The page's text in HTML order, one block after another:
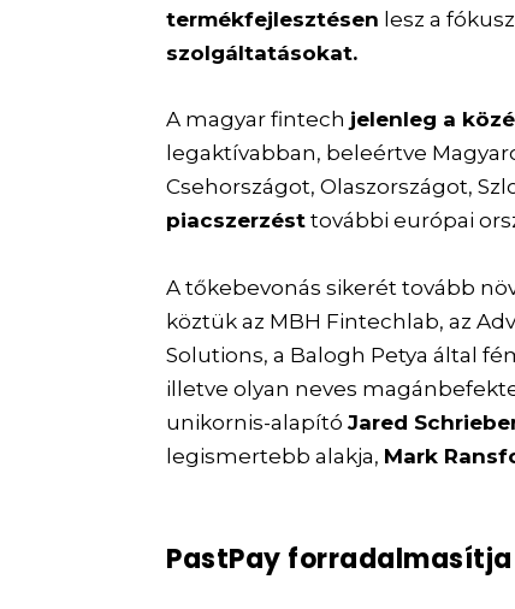
termékfejlesztésen lesz a
szolgáltatásokat.
A magyar fintech jelenleg a
legaktívabban, beleértve
Csehországot, Olaszországot,
piacszerzést további európai
A tőkebevonás sikerét tovább
köztük az MBH Fintechlab, az
Solutions, a Balogh Petya által
illetve olyan neves
unikornis-alapítóJared
legismertebb alakja, Mark
PastPay forradalmasítja